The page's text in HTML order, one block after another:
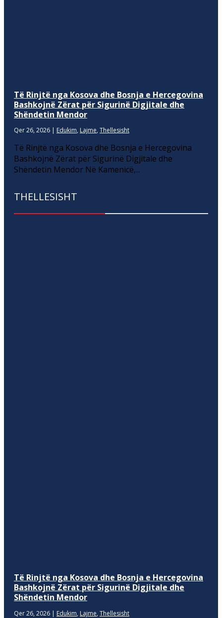
Të Rinjtë nga Kosova dhe Bosnja e Hercegovina
Bashkojnë Zërat për Sigurinë Digjitale dhe
Shëndetin Mendor
Qer 26, 2026 | Edukim, Lajme, Thellesisht
Të Rinjtë nga Kosova dhe Bosnja e Hercegovina
Bashkojnë Zërat për Sigurinë Digjitale dhe
Shëndetin Mendor Në Kamenicë,...
THELLESISHT
Të Rinjtë nga Kosova dhe Bosnja e Hercegovina
Bashkojnë Zërat për Sigurinë Digjitale dhe
Shëndetin Mendor
Qer 26, 2026 | Edukim, Lajme, Thellesisht